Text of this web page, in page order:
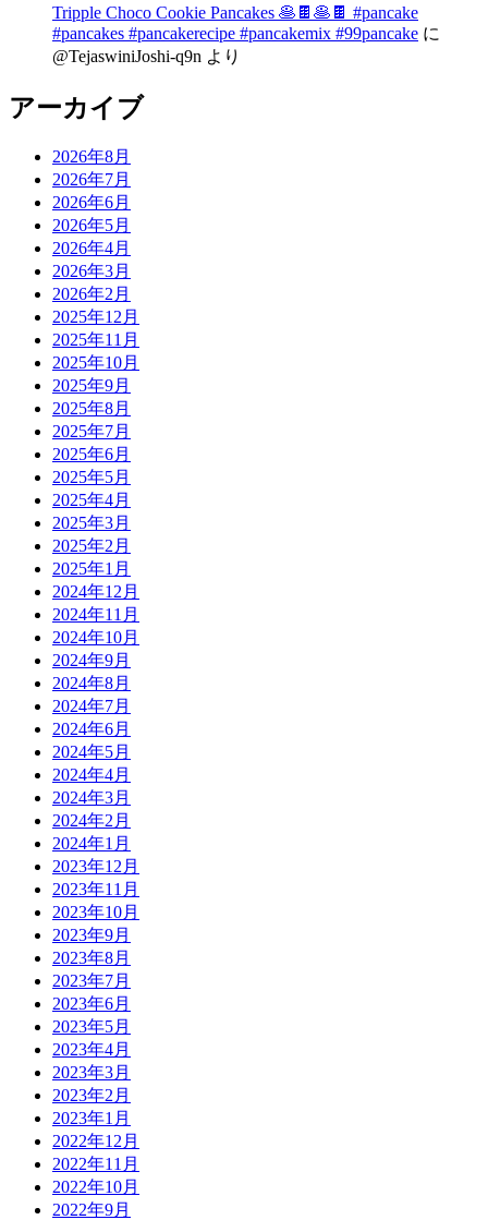
Tripple Choco Cookie Pancakes 🥞🍫🥞🍫 #pancake
#pancakes #pancakerecipe #pancakemix #99pancake に
@TejaswiniJoshi-q9n より
アーカイブ
2026年8月
2026年7月
2026年6月
2026年5月
2026年4月
2026年3月
2026年2月
2025年12月
2025年11月
2025年10月
2025年9月
2025年8月
2025年7月
2025年6月
2025年5月
2025年4月
2025年3月
2025年2月
2025年1月
2024年12月
2024年11月
2024年10月
2024年9月
2024年8月
2024年7月
2024年6月
2024年5月
2024年4月
2024年3月
2024年2月
2024年1月
2023年12月
2023年11月
2023年10月
2023年9月
2023年8月
2023年7月
2023年6月
2023年5月
2023年4月
2023年3月
2023年2月
2023年1月
2022年12月
2022年11月
2022年10月
2022年9月